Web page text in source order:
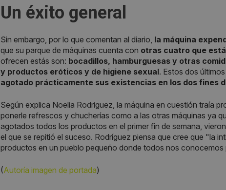
Un éxito general
Sin embargo, por lo que comentan al diario, la máquina
que su parque de máquinas cuenta con otras cuatro que
ofrecen estás son: bocadillos, hamburguesas y otras
y productos eróticos y de higiene sexual. Estos dos
agotado prácticamente sus existencias en los dos fines
Según explica Noelia Rodriguez, la máquina en cuestión traía
ponerle refrescos y chucherías como a las otras máquinas ya
agotados todos los productos en el primer fin de semana,
el que se repitió el suceso. Rodríguez piensa que cree que "la
productos en un pueblo pequeño donde todos nos
(Autoría imagen de portada)